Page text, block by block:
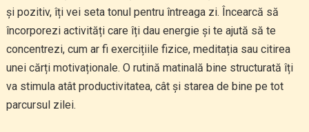
și pozitiv, îți vei seta tonul pentru întreaga zi. Încearcă să
încorporezi activități care îți dau energie și te ajută să te
concentrezi, cum ar fi exercițiile fizice, meditația sau citirea
unei cărți motivaționale. O rutină matinală bine structurată îți
va stimula atât productivitatea, cât și starea de bine pe tot
parcursul zilei.